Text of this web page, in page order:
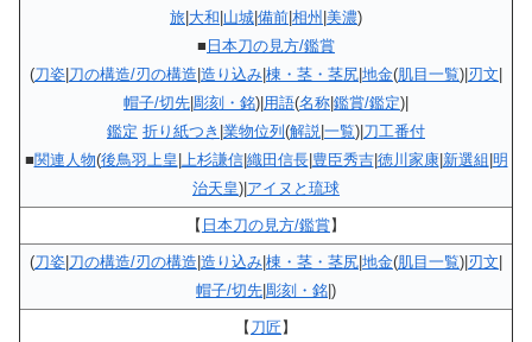
旅 大和 山城 備前 相州 美濃)
■ 日本刀の見方/鑑賞
(刀姿 刀の構造/刃の構造 造り込み 棟・茎・茎尻 地金(肌目一覧)| 刃文
帽子/切先 彫刻・銘)| 用語(名称 鑑賞/鑑定)|
鑑定 折り紙つき 業物位列 (解説 一覧)| 刀工番付
■関連人物(後鳥羽上皇 上杉謙信| 織田信長| 豊臣秀吉| 徳川家康| 新選組 明
治天皇)| アイヌと琉球
【 日本刀の見方/鑑賞】
(刀姿 刀の構造/刃の構造 造り込み 棟・茎・茎尻 地金(肌目一覧)| 刃文
帽子/切先 彫刻・銘 |)
【 刀匠】